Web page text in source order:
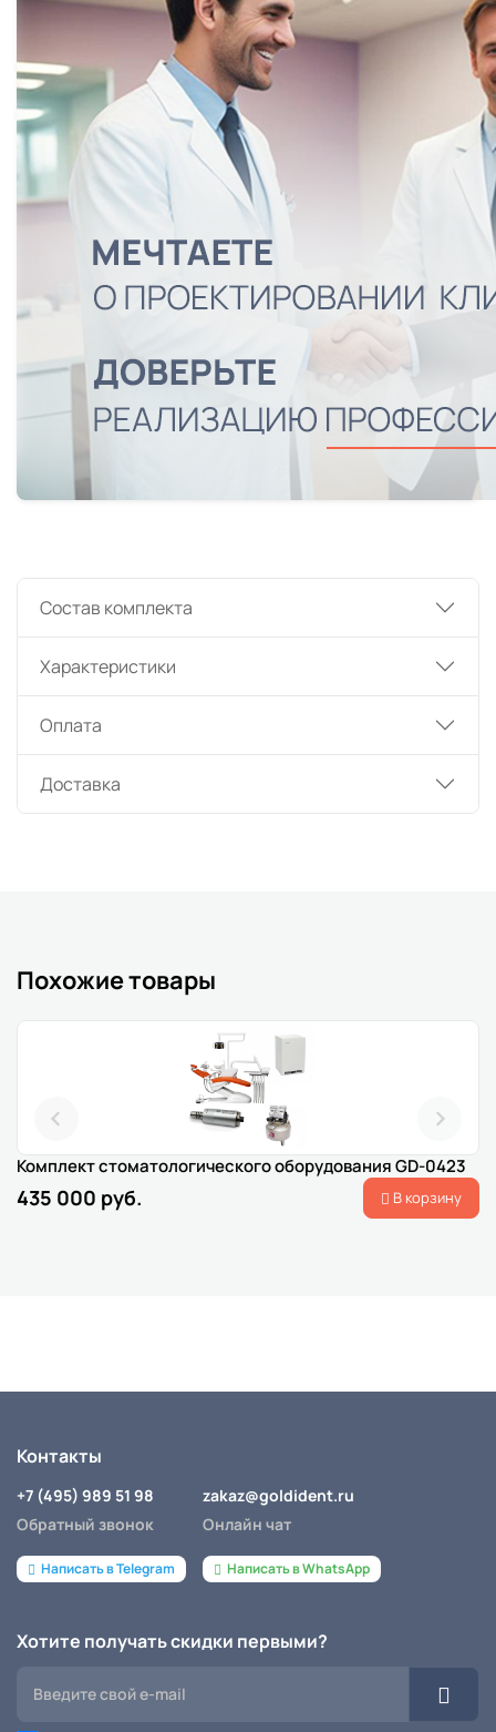
Состав комплекта
Характеристики
Оплата
Доставка
Похожие товары
Комплект стоматологического оборудования GD-0423
435 000 руб. В корзину
Контакты
+7 (495) 989 51 98
Обратный звонок
Написать в Telegram
zakaz@goldident.ru
Онлайн чат
Написать в WhatsApp
Хотите получать скидки первыми?